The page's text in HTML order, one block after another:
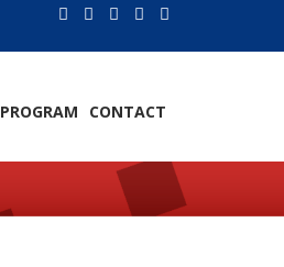
PROGRAM CONTACT